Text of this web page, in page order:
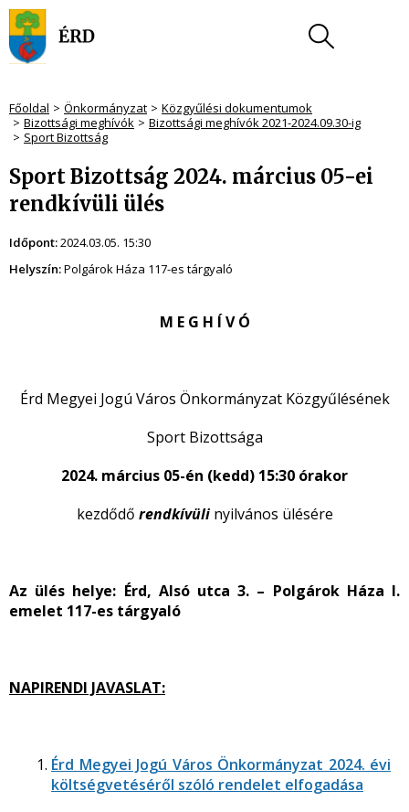
Főoldal Önkormányzat
Közgyűlési dokumentumok
Bizottsági meghívók
Bizottsági meghívók 2021-2024.09.30-ig
Sport Bizottság
Sport Bizottság 2024. március 05-ei
rendkívüli ülés
Időpont:2024.03.05. 15:30
Helyszín:Polgárok Háza 117-es tárgyaló
M E G H Í V Ó
Érd Megyei Jogú Város Önkormányzat Közgyűlésének
Sport Bizottsága
2024. március 05-én (kedd) 15:30 órakor
kezdődő rendkívülinyilvános ülésére
Az ülés helye: Érd, Alsó utca 3. – Polgárok Háza I.
emelet 117-es tárgyaló
NAPIRENDI JAVASLAT:
Érd Megyei Jogú Város Önkormányzat 2024. évi
költségvetéséről szóló rendelet elfogadása